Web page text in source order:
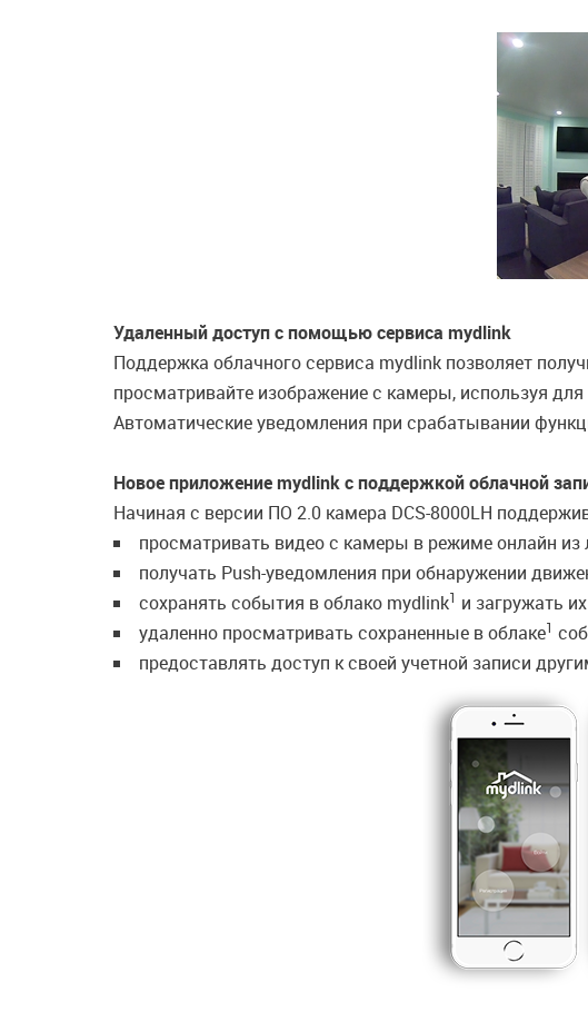
Удаленный доступ с помощью сервиса mydlink
Поддержка облачного сервиса mydlink позволяет
просматривайте изображение с камеры, используя
Автоматические уведомления при срабатывании
Новое приложение mydlink с поддержкой облачной
Начиная с версии ПО 2.0 камера DCS-8000LH
просматривать видео с камеры в режиме онлайн
получать Push-уведомления при обнаружении
сохранять события в облако mydlink1 и загружать
удаленно просматривать сохраненные в облаке1
предоставлять доступ к своей учетной записи